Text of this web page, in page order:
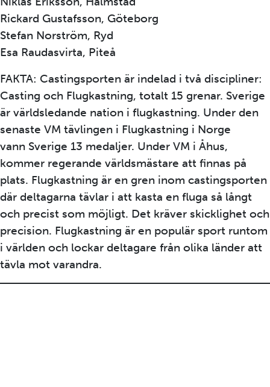
Rickard Gustafsson, Göteborg
Stefan Norström, Ryd
Esa Raudasvirta, Piteå
FAKTA: Castingsporten är indelad i två discipliner:
Casting och Flugkastning, totalt 15 grenar. Sverige
är världsledande nation i flugkastning. Under den
senaste VM tävlingen i Flugkastning i Norge
vann Sverige 13 medaljer. Under VM i Åhus,
kommer regerande världsmästare att finnas på
plats. Flugkastning är en gren inom castingsporten
där deltagarna tävlar i att kasta en fluga så långt
och precist som möjligt. Det kräver skicklighet och
precision. Flugkastning är en populär sport runtom
i världen och lockar deltagare från olika länder att
tävla mot varandra.